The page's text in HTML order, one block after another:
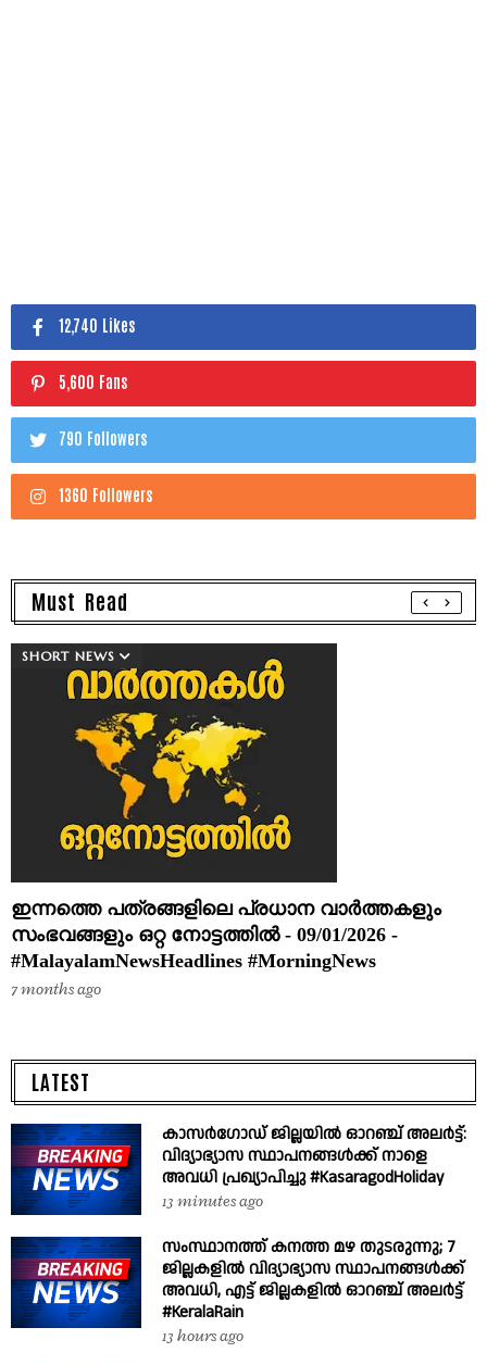
12,740 Likes
5,600 Fans
790 Followers
1360 Followers
Must Read
SHORT NEWS
ഇന്നത്തെ പത്രങ്ങളിലെ പ്രധാന വാർത്തകളും
സംഭവങ്ങളും ഒറ്റ നോട്ടത്തിൽ - 09/01/2026 -
#MalayalamNewsHeadlines #MorningNews
7 months ago
LATEST
കാസർഗോഡ് ജില്ലയിൽ ഓറഞ്ച് അലർട്ട്:
വിദ്യാഭ്യാസ സ്ഥാപനങ്ങൾക്ക് നാളെ
അവധി പ്രഖ്യാപിച്ചു #KasaragodHoliday
13 minutes ago
സംസ്ഥാനത്ത് കനത്ത മഴ തുടരുന്നു; 7
ജില്ലകളിൽ വിദ്യാഭ്യാസ സ്ഥാപനങ്ങൾക്ക്
അവധി, എട്ട് ജില്ലകളിൽ ഓറഞ്ച് അലർട്ട്
#KeralaRain
13 hours ago